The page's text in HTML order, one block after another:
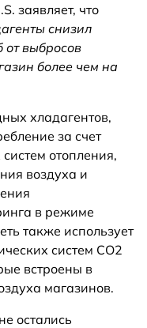
заявляет, что
снизил
выбросов
более чем на
хладагентов,
за счет
отопления,
воздуха и
в режиме
также использует
систем CO2
встроены в
магазинов.
остались